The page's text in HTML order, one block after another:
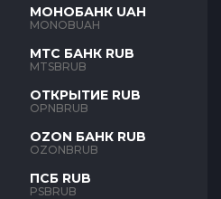
МОНОБАНК UAH
MONOBUAH
МТС БАНК RUB
MTSBRUB
ОТКРЫТИЕ RUB
OPNBRUB
OZON БАНК RUB
OZONBRUB
ПСБ RUB
PSBRUB